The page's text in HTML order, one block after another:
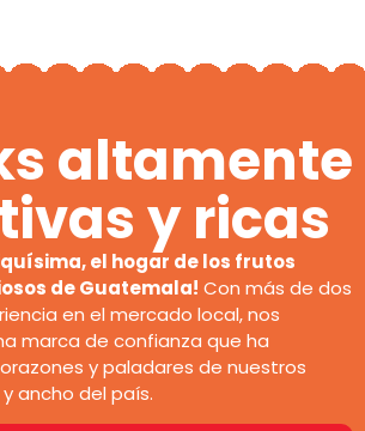
altamente
y ricas
el hogar de los frutos
de Guatemala! Con más de dos
en el mercado local, nos
marca de confianza que ha
y paladares de nuestros
ancho del país.